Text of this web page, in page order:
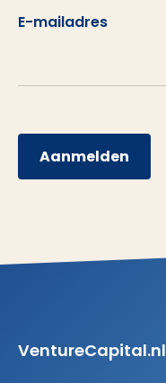
E-mailadres
Aanmelden
VentureCapital.nl